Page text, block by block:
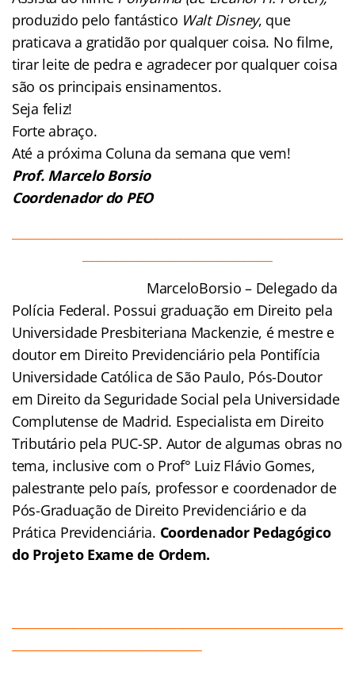
produzido pelo fantástico Walt Disney, que
praticava a gratidão por qualquer coisa. No filme,
tirar leite de pedra e agradecer por qualquer coisa
são os principais ensinamentos.
Seja feliz!
Forte abraço.
Até a próxima Coluna da semana que vem!
Prof. Marcelo Borsio
Coordenador do PEO
MarceloBorsio – Delegado da
Polícia Federal. Possui graduação em Direito pela
Universidade Presbiteriana Mackenzie, é mestre e
doutor em Direito Previdenciário pela Pontifícia
Universidade Católica de São Paulo, Pós-Doutor
em Direito da Seguridade Social pela Universidade
Complutense de Madrid. Especialista em Direito
Tributário pela PUC-SP. Autor de algumas obras no
tema, inclusive com o Prof° Luiz Flávio Gomes,
palestrante pelo país, professor e coordenador de
Pós-Graduação de Direito Previdenciário e da
Prática Previdenciária. Coordenador Pedagógico
do Projeto Exame de Ordem.